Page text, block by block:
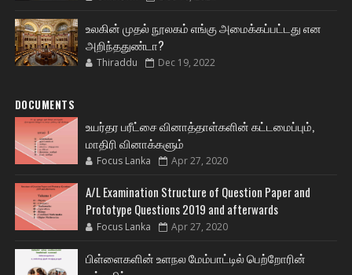
உலகின் முதல் நூலகம் எங்கு அமைக்கப்பட்டது என
அறிந்ததுண்டா?
Thiraddu Dec 19, 2022
DOCUMENTS
உயர்தர பரீட்சை வினாத்தாள்களின் கட்டமைப்பும்,
மாதிரி வினாக்களும்
Focus Lanka Apr 27, 2020
A/L Examination Structure of Question Paper and
Prototype Questions 2019 and afterwards
Focus Lanka Apr 27, 2020
பிள்ளைகளின் உளநல மேம்பாட்டில் பெற்றோரின்